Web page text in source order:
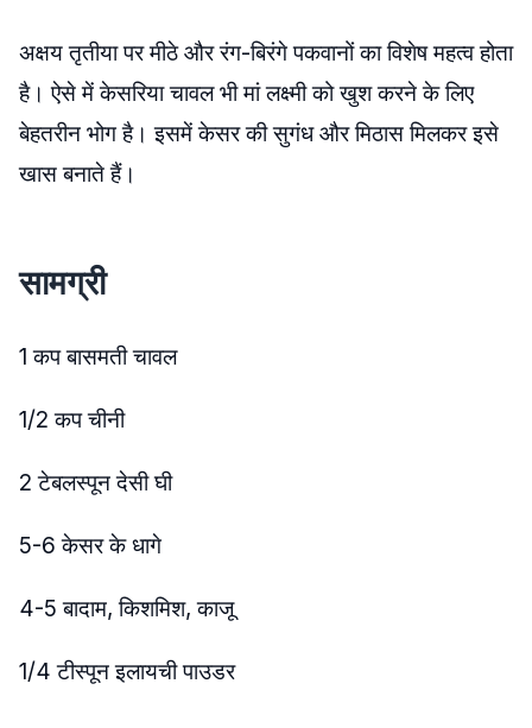
अक्षय तृतीया पर मीठे और रंग-बिरंगे पकवानों का विशेष महत्व होता
है। ऐसे में केसरिया चावल भी मां लक्ष्मी को खुश करने के लिए
बेहतरीन भोग है। इसमें केसर की सुगंध और मिठास मिलकर इसे
खास बनाते हैं।
सामग्री
1 कप बासमती चावल
1/2 कप चीनी
2 टेबलस्पून देसी घी
5-6 केसर के धागे
4-5 बादाम, किशमिश, काजू
1/4 टीस्पून इलायची पाउडर